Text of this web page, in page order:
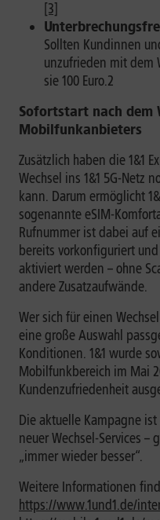
[3]
Sollten Kundinnen
unzufrieden mit dem
sie 100 Euro.2
Sofortstart nach dem
Mobilfunkanbieters
Zusätzlich haben die 1&1
Wechsel ins 1&1 5G-Netz
kann. Darum ermöglicht
sogenannte eSIM-
Rufnummer ist dabei auf
bereits vorkonfiguriert
aktiviert werden – ohne
andere Zusatzaufwände.
Wer sich für einen
eine große Auswahl
Konditionen. 1&1 wurde
Mobilfunkbereich im Mai
Kundenzufriedenheit
Die aktuelle Kampagne
neuer Wechsel-Services –
„immer wieder besser“.
Weitere Informationen
https://www.1und1.de/